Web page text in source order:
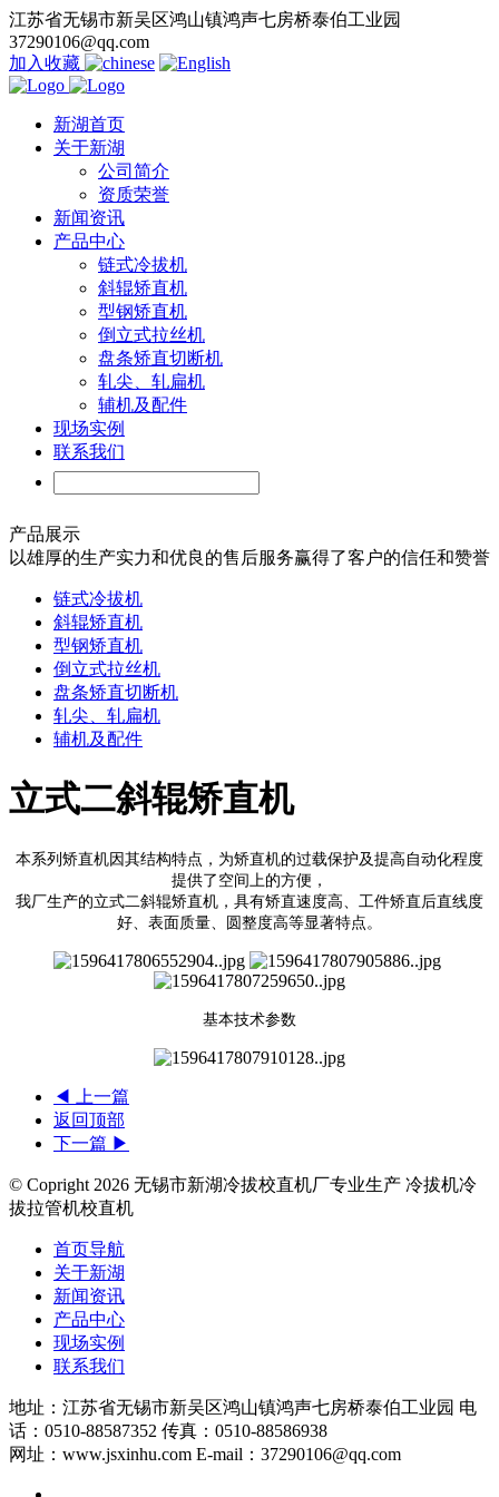
江苏省无锡市新吴区鸿山镇鸿声七房桥泰伯工业园
37290106@qq.com
加入收藏
新湖首页
关于新湖
公司简介
资质荣誉
新闻资讯
产品中心
链式冷拔机
斜辊矫直机
型钢矫直机
倒立式拉丝机
盘条矫直切断机
轧尖、轧扁机
辅机及配件
现场实例
联系我们
产品展示
以雄厚的生产实力和优良的售后服务赢得了客户的信任和赞誉
链式冷拔机
斜辊矫直机
型钢矫直机
倒立式拉丝机
盘条矫直切断机
轧尖、轧扁机
辅机及配件
立式二斜辊矫直机
本系列矫直机因其结构特点，为矫直机的过载保护及提高自动化程度
提供了空间上的方便，
我厂生产的立式二斜辊矫直机，具有矫直速度高、工件矫直后直线度
好、表面质量、圆整度高等显著特点。
基本技术参数
◀ 上一篇
返回顶部
下一篇 ▶
© Copright 2026 无锡市新湖冷拔校直机厂专业生产 冷拔机冷
拔拉管机校直机
首页导航
关于新湖
新闻资讯
产品中心
现场实例
联系我们
地址：江苏省无锡市新吴区鸿山镇鸿声七房桥泰伯工业园 电
话：0510-88587352 传真：0510-88586938
网址：www.jsxinhu.com E-mail：37290106@qq.com